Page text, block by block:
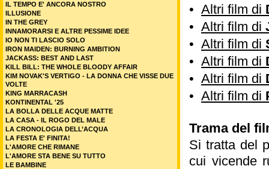
• Altri film di
• Altri film di
• Altri film di
• Altri film di
• Altri film di
• Altri film di
Trama del
Si tratta del
cui vicende
IL TEMPO E' ANCORA NOSTRO
ILLUSIONE
IN THE GREY
INNAMORARSI E ALTRE PESSIME IDEE
IO NON TI LASCIO SOLO
IRON MAIDEN: BURNING AMBITION
JACKASS: BEST AND LAST
KILL BILL: THE WHOLE BLOODY AFFAIR
KIM NOVAK'S VERTIGO - LA DONNA CHE VISSE DUE
VOLTE
KING MARRACASH
KONTINENTAL '25
LA BOLLA DELLE ACQUE MATTE
LA CASA - IL ROGO DEL MALE
LA CRONOLOGIA DELL’ACQUA
LA FESTA E' FINITA!
L'AMORE CHE RIMANE
L'AMORE STA BENE SU TUTTO
LE BAMBINE